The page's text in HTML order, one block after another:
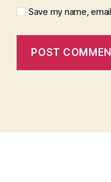
Save my name,